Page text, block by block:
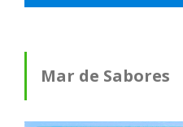
Mar de Sabores